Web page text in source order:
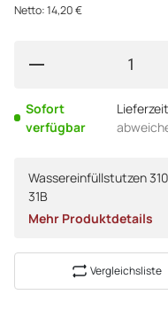
Netto: 14,20 €
Sofort
verfügbar
Wassereinfüllstutzen
31B
Mehr Produktdetails
Vergleichsliste